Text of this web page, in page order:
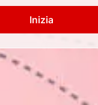
Inizia